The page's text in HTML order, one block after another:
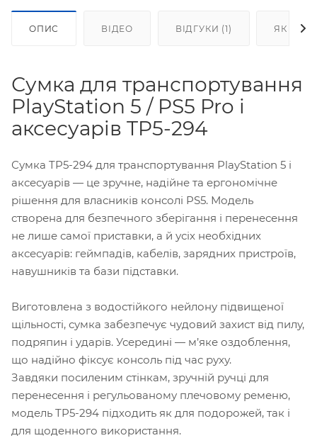
ОПИС ВІДЕО ВІДГУКИ (1) ЯК
Сумка для транспортування
PlayStation 5 / PS5 Pro і
аксесуарів TP5-294
Сумка TP5-294 для транспортування PlayStation 5 і
аксесуарів — це зручне, надійне та ергономічне
рішення для власників консолі PS5. Модель
створена для безпечного зберігання і перенесення
не лише самої приставки, а й усіх необхідних
аксесуарів: геймпадів, кабелів, зарядних пристроїв,
навушників та бази підставки.
Виготовлена з водостійкого нейлону підвищеної
щільності, сумка забезпечує чудовий захист від пилу,
подряпин і ударів. Усередині — м’яке оздоблення,
що надійно фіксує консоль під час руху.
Завдяки посиленим стінкам, зручній ручці для
перенесення і регульованому плечовому ременю,
модель TP5-294 підходить як для подорожей, так і
для щоденного використання.